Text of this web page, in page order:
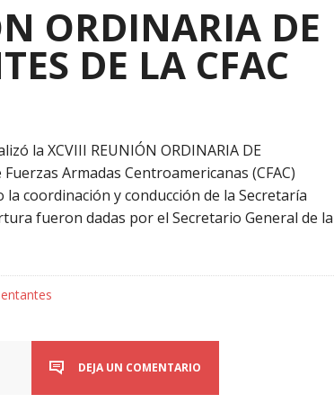
ORDINARIA DE
DE LA CFAC
la XCVIII REUNIÓN ORDINARIA DE
Armadas Centroamericanas (CFAC)
la coordinación y conducción de la Secretaría
fueron dadas por el Secretario General de la
DEJA UN COMENTARIO